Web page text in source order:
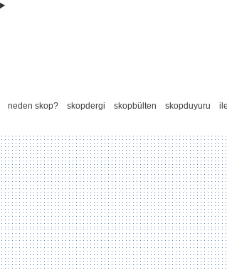
neden skop? skopdergi skopbülten skopduyuru